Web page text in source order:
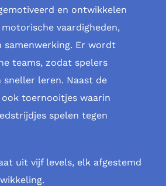
en ontwikkelen
vaardigheden,
samenwerking. Er wordt
teams, zodat spelers
leren. Naast de
toernooitjes waarin
spelen tegen
uit vijf levels, elk afgestemd